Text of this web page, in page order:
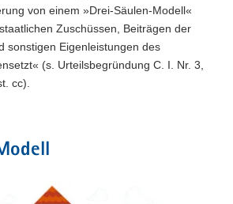
von einem »Drei-Säulen-Modell«
Zuschüssen, Beiträgen der
sonstigen Eigenleistungen des
(s. Urteilsbegründung C. I. Nr. 3,
cc).